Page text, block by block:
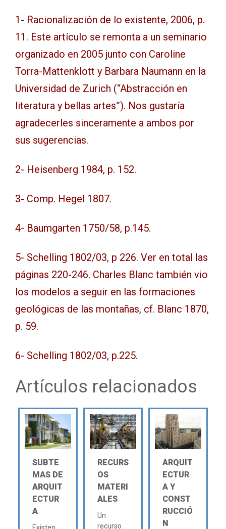
1- Racionalización de lo existente, 2006, p.
11. Este artículo se remonta a un seminario
organizado en 2005 junto con Caroline
Torra-Mattenklott y Barbara Naumann en la
Universidad de Zurich (“Abstracción en
literatura y bellas artes”). Nos gustaría
agradecerles sinceramente a ambos por
sus sugerencias.
2- Heisenberg 1984, p. 152.
3- Comp. Hegel 1807.
4- Baumgarten 1750/58, p.145.
5- Schelling 1802/03, p 226. Ver en total las
páginas 220-246. Charles Blanc también vio
los modelos a seguir en las formaciones
geológicas de las montañas, cf. Blanc 1870,
p. 59.
6- Schelling 1802/03, p.225.
Artículos relacionados
SUBTE
MAS DE
ARQUIT
ECTUR
A
RECURS
OS
MATERI
ALES
Un
recurso
ARQUIT
ECTUR
A Y
CONST
RUCCIÓ
N